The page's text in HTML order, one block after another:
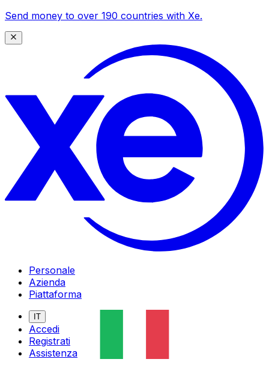
Send money to over 190 countries with Xe.
Personale
Azienda
Piattaforma
IT
Accedi
Registrati
Assistenza